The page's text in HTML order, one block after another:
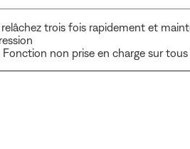
trois fois rapidement et
Fonction non prise en charge sur